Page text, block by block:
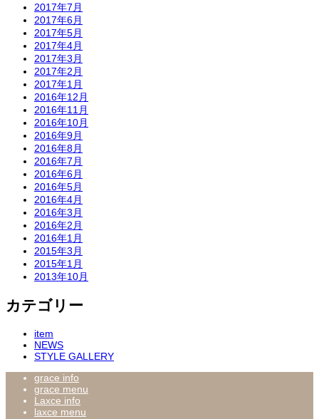
2017年7月
2017年6月
2017年5月
2017年4月
2017年3月
2017年2月
2017年1月
2016年12月
2016年11月
2016年10月
2016年9月
2016年8月
2016年7月
2016年6月
2016年5月
2016年4月
2016年3月
2016年2月
2016年1月
2015年3月
2015年1月
2013年10月
カテゴリー
item
NEWS
STYLE GALLERY
grace info
grace menu
Laxce info
laxce menu